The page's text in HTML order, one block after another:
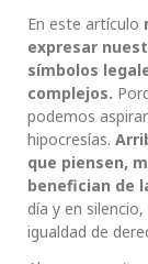
En este artículo
expresar
símbolos
complejos.
podemos
hipocresías.
que piensen,
benefician de
día y en
igualdad de